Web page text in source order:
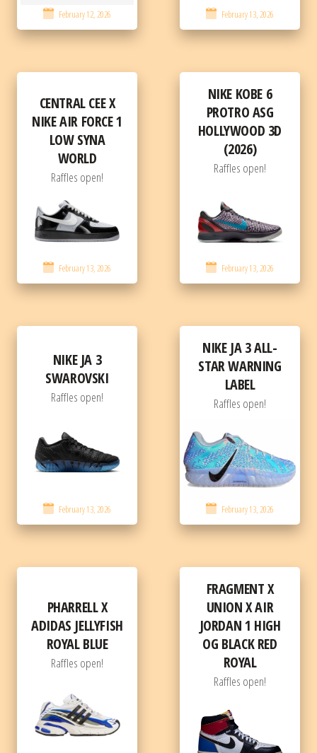
February 12, 2026 February 13, 2026
CENTRAL CEE X
NIKE AIR FORCE 1
LOW SYNA
WORLD
Raffles open!
February 13, 2026
NIKE KOBE 6
PROTRO ASG
HOLLYWOOD 3D
(2026)
Raffles open!
February 13, 2026
NIKE JA 3
SWAROVSKI
Raffles open!
February 13, 2026
NIKE JA 3 ALL-
STAR WARNING
LABEL
Raffles open!
February 13, 2026
PHARRELL X
ADIDAS JELLYFISH
ROYAL BLUE
Raffles open!
FRAGMENT X
UNION X AIR
JORDAN 1 HIGH
OG BLACK RED
ROYAL
Raffles open!